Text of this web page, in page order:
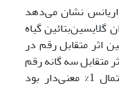
نشان می‌دهد
گلایسین‌بتائین گیاه
همچنین اثر متقابل رقم در
متقابل سه گانه رقم
در میکوریز در تنش نیز در سطح احتمال 1% معنی‌دار بود